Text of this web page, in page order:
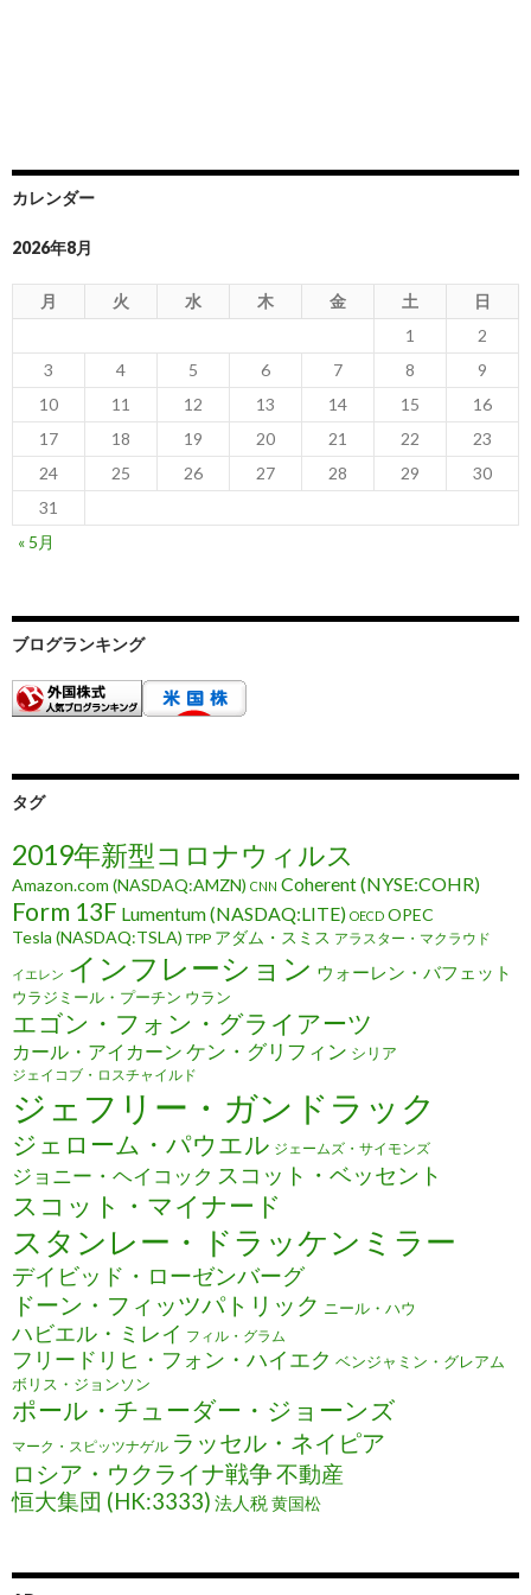
カレンダー
2026年8月
月 火 水 木 金 土
日
1
2
3
4 5 6 7 8
9
10
11 12 13 14 15
16
17
18 19 20 21 22
23
24
25 26 27 28 29
30
31
« 5月
ブログランキング
タグ
2019年新型コロナウィルス
Amazon.com (NASDAQ:AMZN) CNN Coherent (NYSE:COHR)
Form 13F Lumentum (NASDAQ:LITE) OECD OPEC
Tesla (NASDAQ:TSLA) TPP アダム・スミス アラスター・マクラウド
イエレン インフレーション ウォーレン・バフェット
ウラジミール・プーチン ウラン
エゴン・フォン・グライアーツ
カール・アイカーン ケン・グリフィン シリア
ジェイコブ・ロスチャイルド
ジェフリー・ガンドラック
ジェローム・パウエル ジェームズ・サイモンズ
ジョニー・ヘイコック スコット・ベッセント
スコット・マイナード
スタンレー・ドラッケンミラー
デイビッド・ローゼンバーグ
ドーン・フィッツパトリック ニール・ハウ
ハビエル・ミレイ フィル・グラム
フリードリヒ・フォン・ハイエク ベンジャミン・グレアム
ボリス・ジョンソン
ポール・チューダー・ジョーンズ
マーク・スピッツナゲル ラッセル・ネイピア
ロシア・ウクライナ戦争不動産
恒大集団 (HK:3333) 法人税黄国松